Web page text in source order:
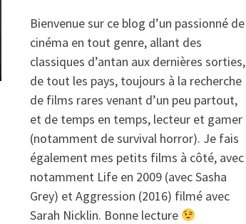
Bienvenue sur ce blog d’un passionné de
cinéma en tout genre, allant des
classiques d’antan aux dernières sorties,
de tout les pays, toujours à la recherche
de films rares venant d’un peu partout,
et de temps en temps, lecteur et gamer
(notamment de survival horror). Je fais
également mes petits films à côté, avec
notamment Life en 2009 (avec Sasha
Grey) et Aggression (2016) filmé avec
Sarah Nicklin. Bonne lecture